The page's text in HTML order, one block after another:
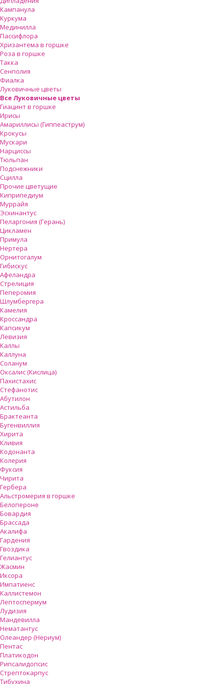
Кампанула
Куркума
Мединилла
Пассифлора
Хризантема в горшке
Роза в горшке
Такка
Сенполия
Фиалка
Луковичные цветы
Все Луковичные цветы
Гиацинт в горшке
Ирисы
Амариллисы (Гиппеаструм)
Крокусы
Мускари
Нарциссы
Тюльпан
Подснежники
Сцилла
Прочие цветущие
Киприпедиум
Муррайя
Эсхинантус
Пеларгония (Герань)
Цикламен
Примула
Нертера
Орнитогалум
Гибискус
Афеландра
Стрелиция
Пеперомия
Шлумбергера
Камелия
Кроссандра
Капсикум
Левизия
Каллы
Каллуна
Соланум
Оксалис (Кислица)
Пахистахис
Стефанотис
Абутилон
Астильба
Брактеанта
Бугенвиллия
Хирита
Кливия
Кодонанта
Колерия
Фуксия
Чирита
Гербера
Альстромерия в горшке
Белопероне
Бовардия
Брассада
Акалифа
Гардения
Гвоздика
Гелиантус
Жасмин
Иксора
Импатиенс
Каллистемон
Лептоспермум
Лудизия
Мандевилла
Нематантус
Олеандер (Нериум)
Пентас
Платикодон
Рипсалидопсис
Стрептокарпус
Тибухина